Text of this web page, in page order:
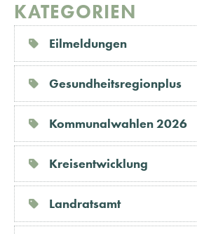
KATEGORIEN
Eilmeldungen
Gesundheitsregionplus
Kommunalwahlen 2026
Kreisentwicklung
Landratsamt